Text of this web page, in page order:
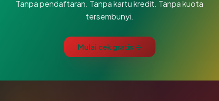
Tanpa pendaftaran. Tanpa kartu kredit. Tanpa kuota
tersembunyi.
Mulai cek gratis →